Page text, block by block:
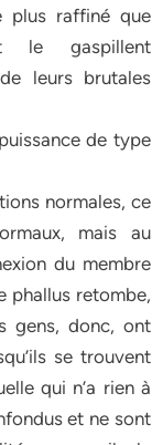
plus raffiné que
le gaspillent
leurs brutales
de type
normales, ce
mais au
du membre
phallus retombe,
gens, donc, ont
se trouvent
qui n’a rien à
et ne sont